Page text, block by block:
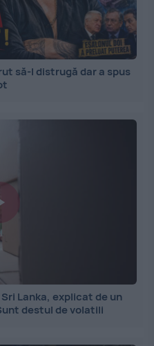
să-l distrugă dar a spus
Lanka, explicat de un
destul de volatili